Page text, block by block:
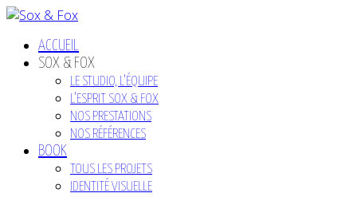
ACCUEIL
SOX & FOX
LE STUDIO, L’ÉQUIPE
L’ESPRIT SOX & FOX
NOS PRESTATIONS
NOS RÉFÉRENCES
BOOK
TOUS LES PROJETS
IDENTITÉ VISUELLE